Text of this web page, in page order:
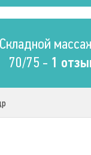
особенности
Складная
3 шт.
Нет
наклона
Складной
70/75 - 1